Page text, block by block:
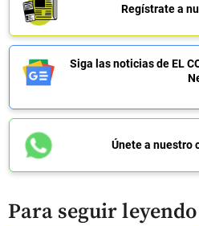
Regístrate a
Siga las noticias de EL
Únete a nuestro
Para seguir leyendo